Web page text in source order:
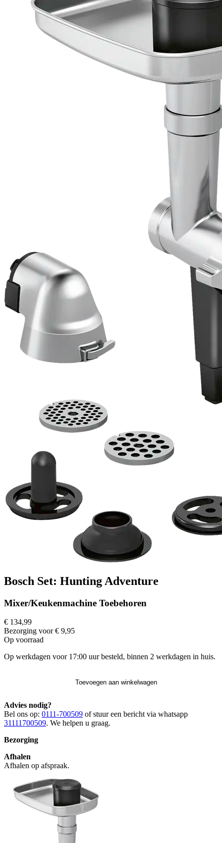
Bosch Set: Hunting Adventure
Mixer/Keukenmachine Toebehoren
€ 134,99
Bezorging voor € 9,95
Op voorraad
Op werkdagen voor 17:00 uur besteld, binnen 2 werkdagen in huis.
Toevoegen aan winkelwagen
Advies nodig?
Bel ons op: 0111-700509 of stuur een bericht via whatsapp
31111700509. We helpen u graag.
Bezorging
Afhalen
Afhalen op afspraak.